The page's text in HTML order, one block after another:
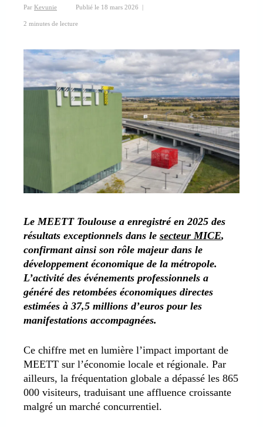
Par Kevunie Publié le 18 mars 2026 |
2 minutes de lecture
Le MEETT Toulouse a enregistré en 2025 des
résultats exceptionnels dans le secteur MICE,
confirmant ainsi son rôle majeur dans le
développement économique de la métropole.
L’activité des événements professionnels a
généré des retombées économiques directes
estimées à 37,5 millions d’euros pour les
manifestations accompagnées.
Ce chiffre met en lumière l’impact important de
MEETT sur l’économie locale et régionale. Par
ailleurs, la fréquentation globale a dépassé les 865
000 visiteurs, traduisant une affluence croissante
malgré un marché concurrentiel.